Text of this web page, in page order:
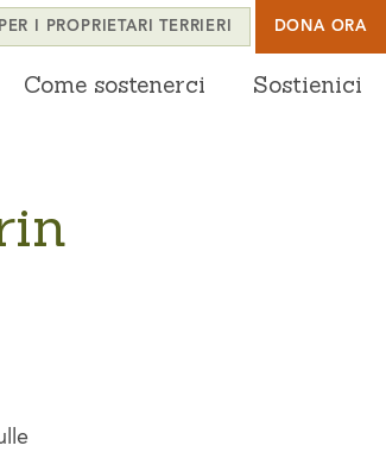
Come sostenerci Sostienici
I PROPRIETARI TERRIERI DONA ORA